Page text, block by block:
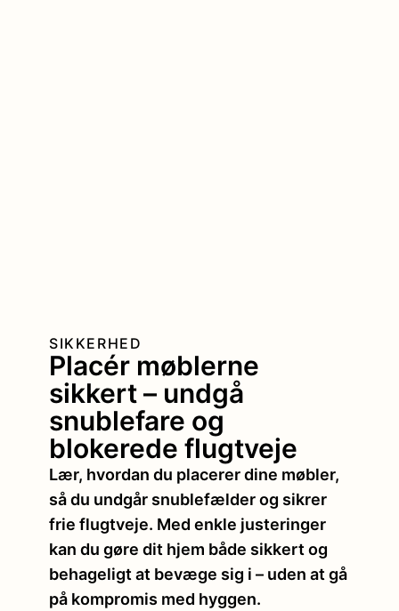
Placér møblerne
sikkert – undgå
snublefare og
blokerede flugtveje
SIKKERHED
Lær, hvordan du placerer dine møbler,
så du undgår snublefælder og sikrer
frie flugtveje. Med enkle justeringer
kan du gøre dit hjem både sikkert og
behageligt at bevæge sig i – uden at gå
på kompromis med hyggen.